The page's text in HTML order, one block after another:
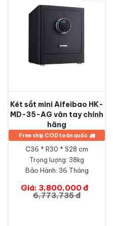
Két sắt mini Aifeibao HK-
MD-35-AG vân tay chính
hãng
Free ship COD toàn quốc
C36 * R30 * S28 cm
Trọng lượng: 38kg
Bảo Hành: 36 Tháng
Giá: 3,800,000 đ
6,773,735 đ